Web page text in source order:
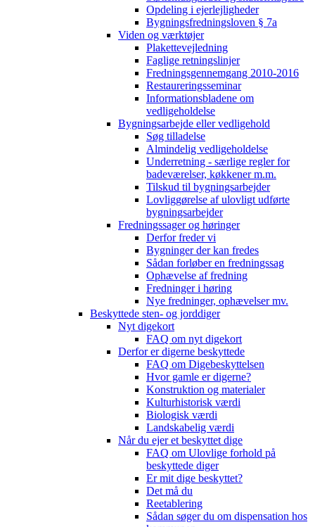
Opdeling i ejerlejligheder
Bygningsfredningsloven § 7a
Viden og værktøjer
Plakettevejledning
Faglige retningslinjer
Fredningsgennemgang 2010-2016
Restaureringsseminar
Informationsbladene om
vedligeholdelse
Bygningsarbejde eller vedligehold
Søg tilladelse
Almindelig vedligeholdelse
Underretning - særlige regler for
badeværelser, køkkener m.m.
Tilskud til bygningsarbejder
Lovliggørelse af ulovligt udførte
bygningsarbejder
Fredningssager og høringer
Derfor freder vi
Bygninger der kan fredes
Sådan forløber en fredningssag
Ophævelse af fredning
Fredninger i høring
Nye fredninger, ophævelser mv.
Beskyttede sten- og jorddiger
Nyt digekort
FAQ om nyt digekort
Derfor er digerne beskyttede
FAQ om Digebeskyttelsen
Hvor gamle er digerne?
Konstruktion og materialer
Kulturhistorisk værdi
Biologisk værdi
Landskabelig værdi
Når du ejer et beskyttet dige
FAQ om Ulovlige forhold på
beskyttede diger
Er mit dige beskyttet?
Det må du
Reetablering
Sådan søger du om dispensation hos